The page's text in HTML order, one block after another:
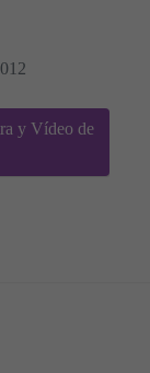
y Vídeo de